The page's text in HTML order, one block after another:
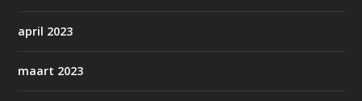
april 2023
maart 2023